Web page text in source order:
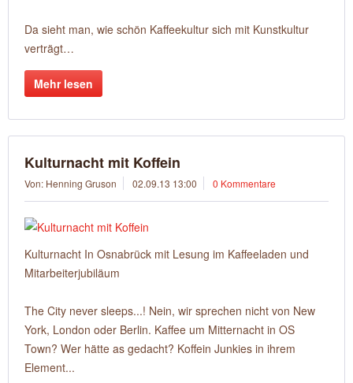
Da sieht man, wie schön Kaffeekultur sich mit Kunstkultur
verträgt…
Mehr lesen
Kulturnacht mit Koffein
Von: Henning Gruson 02.09.13 13:00 0 Kommentare
Kulturnacht In Osnabrück mit Lesung im Kaffeeladen und
Mitarbeiterjubiläum
The City never sleeps...! Nein, wir sprechen nicht von New
York, London oder Berlin. Kaffee um Mitternacht in OS
Town? Wer hätte as gedacht? Koffein Junkies in ihrem
Element...